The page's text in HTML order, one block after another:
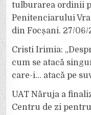
tulburarea ordinii
Penitenciarului
din Focșani. 27/06/
Cristi Irimia:
cum se atacă
care-i… atacă pe
UAT Năruja a
Centru de zi